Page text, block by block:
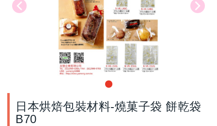
日本烘焙包裝材料-燒菓子袋 餅乾袋
B70